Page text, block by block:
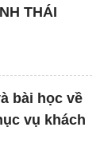
THÁI
bài học về
vụ khách